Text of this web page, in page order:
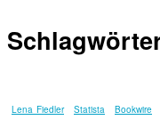
Lena Fiedler Statista Bookwire